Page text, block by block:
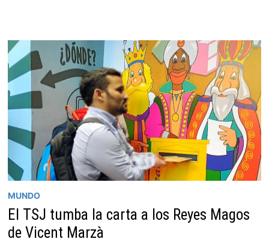
MUNDO
El TSJ tumba la carta a los Reyes Magos
de Vicent Marzà